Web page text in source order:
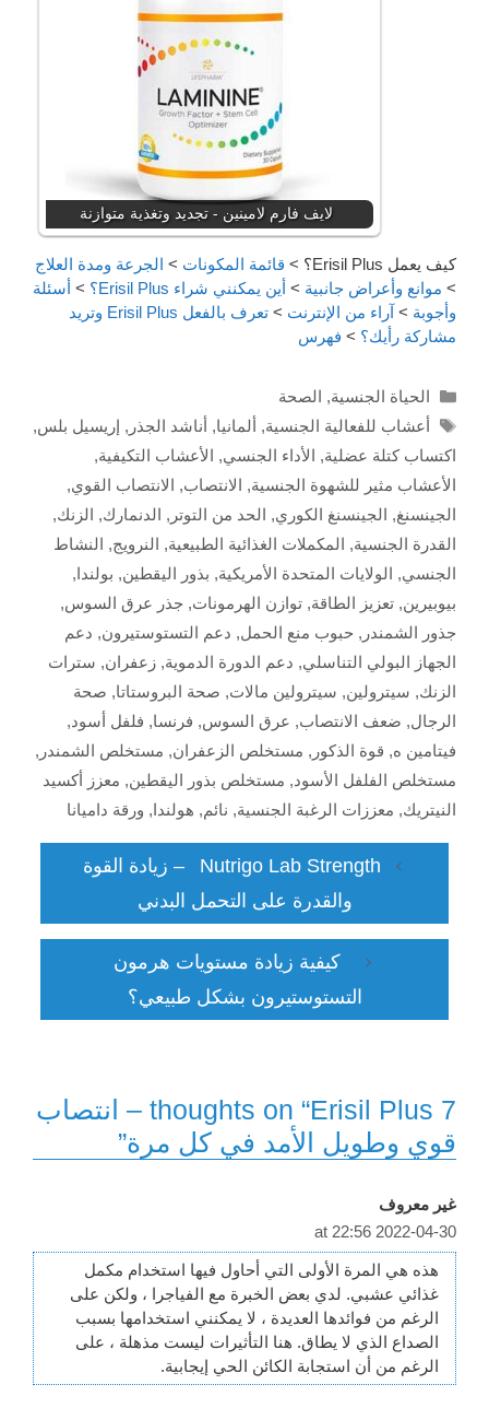
لايف فارم لامينين - تجديد وتغذية متوازنة
كيف يعمل Erisil Plus؟ > قائمة المكونات > الجرعة ومدة العلاج
> موانع وأعراض جانبية > أين يمكنني شراء Erisil Plus؟ > أسئلة
وأجوبة > آراء من الإنترنت >
تعرف بالفعل Erisil Plus وتريد
مشاركة رأيك؟ > فهرس
Categories
الحياة الجنسية, الصحة
Tags
أعشاب للفعالية الجنسية, ألمانيا, أناشد الجذر , إريسيل بلس,
اكتساب كتلة عضلية, الأداء الجنسي, الأعشاب التكيفية,
الأعشاب مثير للشهوة الجنسية, الانتصاب, الانتصاب القوي,
الجينسنغ, الجينسنغ الكوري, الحد من التوتر , الدنمارك, الزنك,
القدرة الجنسية, المكملات الغذائية الطبيعية, النرويج, النشاط
الجنسي, الولايات المتحدة الأمريكية, بذور اليقطين, بولندا,
بيوبيرين, تعزيز الطاقة, توازن الهرمونات, جذر عرق السوس,
جذور الشمندر , حبوب منع الحمل, دعم التستوستيرون, دعم
الجهاز البولي التناسلي, دعم الدورة الدموية, زعفران, سترات
الزنك, سيترولين, سيترولين مالات, صحة البروستاتا, صحة
الرجال, ضعف الانتصاب, عرق السوس, فرنسا, فلفل أسود,
فيتامين ه, قوة الذكور , مستخلص الزعفران, مستخلص الشمندر ,
مستخلص الفلفل الأسود, مستخلص بذور اليقطين, معزز أكسيد
النيتريك, معززات الرغبة الجنسية, نائم, هولندا, ورقة داميانا
Nutrigo Lab Strength – زيادة القوة
والقدرة على التحمل البدني
كيفية زيادة مستويات هرمون
التستوستيرون بشكل طبيعي؟
7 thoughts on “Erisil Plus – انتصاب
قوي وطويل الأمد في كل مرة”
غير معروف
2022-04-30 at 22:56
هذه هي المرة الأولى التي أحاول فيها استخدام مكمل
غذائي عشبي. لدي بعض الخبرة مع الفياجرا ، ولكن على
الرغم من فوائدها العديدة ، لا يمكنني استخدامها بسبب
الصداع الذي لا يطاق. هنا التأثيرات ليست مذهلة ، على
الرغم من أن استجابة الكائن الحي إيجابية.